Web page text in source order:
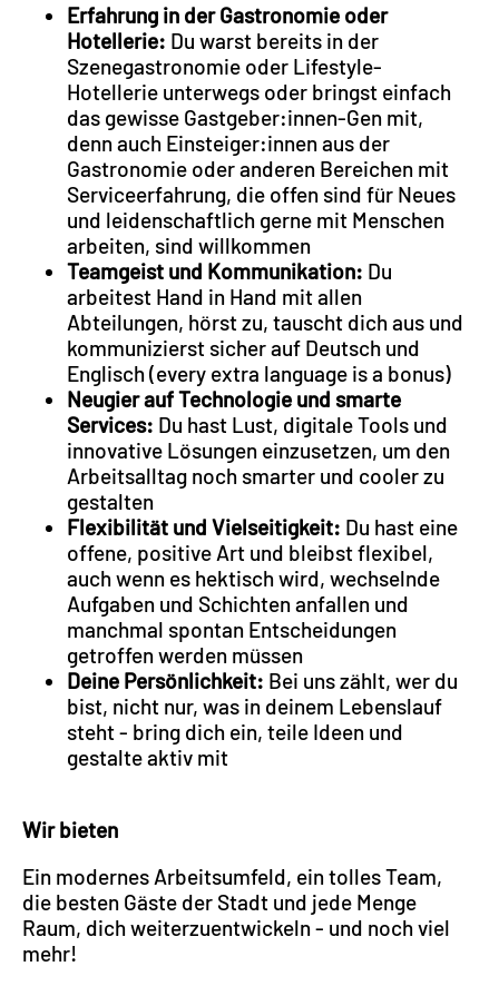
Erfahrung in der Gastronomie oder
Hotellerie: Du warst bereits in der
Szenegastronomie oder Lifestyle-
Hotellerie unterwegs oder bringst einfach
das gewisse Gastgeber:innen-Gen mit,
denn auch Einsteiger:innen aus der
Gastronomie oder anderen Bereichen mit
Serviceerfahrung, die offen sind für Neues
und leidenschaftlich gerne mit Menschen
arbeiten, sind willkommen
Teamgeist und Kommunikation: Du
arbeitest Hand in Hand mit allen
Abteilungen, hörst zu, tauscht dich aus und
kommunizierst sicher auf Deutsch und
Englisch (every extra language is a bonus)
Neugier auf Technologie und smarte
Services: Du hast Lust, digitale Tools und
innovative Lösungen einzusetzen, um den
Arbeitsalltag noch smarter und cooler zu
gestalten
Flexibilität und Vielseitigkeit: Du hast eine
offene, positive Art und bleibst flexibel,
auch wenn es hektisch wird, wechselnde
Aufgaben und Schichten anfallen und
manchmal spontan Entscheidungen
getroffen werden müssen
Deine Persönlichkeit: Bei uns zählt, wer du
bist, nicht nur, was in deinem Lebenslauf
steht - bring dich ein, teile Ideen und
gestalte aktiv mit
Wir bieten
Ein modernes Arbeitsumfeld, ein tolles Team,
die besten Gäste der Stadt und jede Menge
Raum, dich weiterzuentwickeln - und noch viel
mehr!